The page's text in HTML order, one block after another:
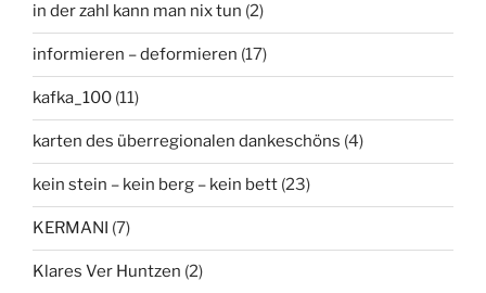
in der zahl kann man nix tun (2)
informieren – deformieren (17)
kafka_100 (11)
karten des überregionalen dankeschöns (4)
kein stein – kein berg – kein bett (23)
KERMANI (7)
Klares Ver Huntzen (2)